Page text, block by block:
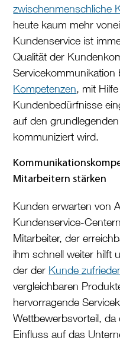
zwischenmenschliche
heute kaum mehr
Kundenservice ist
Qualität der
Kompetenzen, mit
Kundenbedürfnisse
auf den
kommuniziert wird.
Mitarbeitern stärken
Kunden erwarten von
Kundenservice-
Mitarbeiter, der
ihm schnell weiter hilft
der der Kunde
vergleichbaren
hervorragende
Wettbewerbsvorteil, da
Einfluss auf das